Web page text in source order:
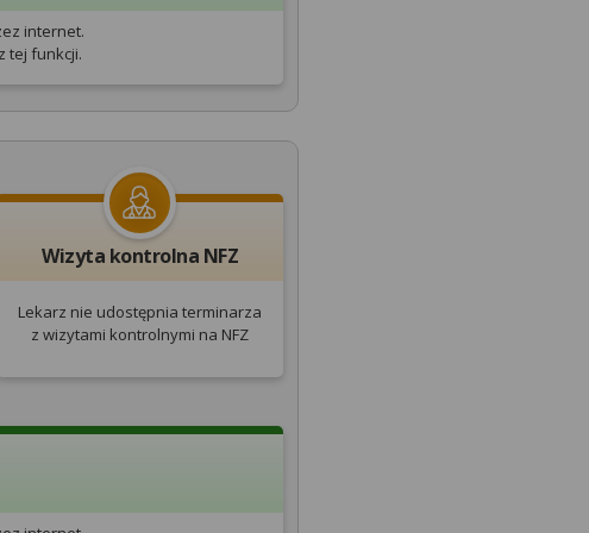
internet.
tej funkcji.
Wizyta kontrolna NFZ
Lekarz nie udostępnia terminarza
z wizytami kontrolnymi na NFZ